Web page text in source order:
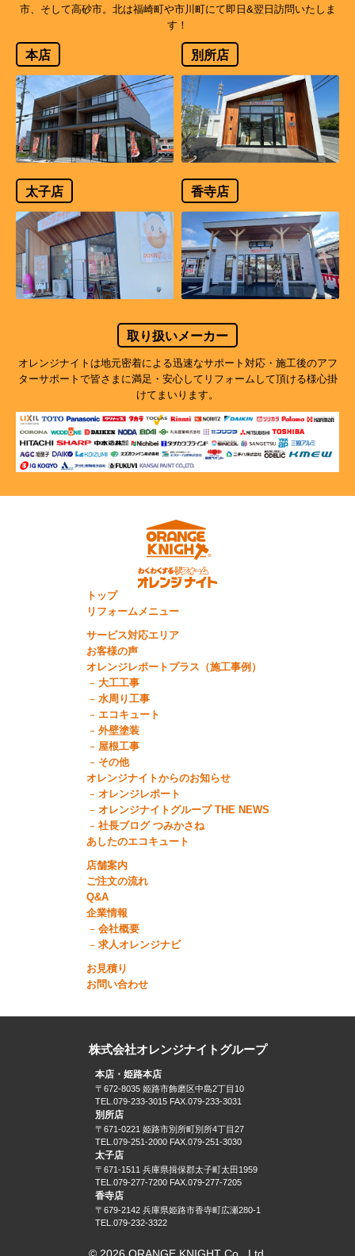
市、そして高砂市。北は福崎町や市川町にて即日&翌日訪問いたしま
す！
本店 別所店
太子店 香寺店
取り扱いメーカー
オレンジナイトは地元密着による迅速なサポート対応・施工後のアフ
ターサポートで皆さまに満足・安心してリフォームして頂ける様心掛
けてまいります。
トップ
リフォームメニュー
サービス対応エリア
お客様の声
オレンジレポートプラス（施工事例）
大工工事
水周り工事
エコキュート
外壁塗装
屋根工事
その他
オレンジナイトからのお知らせ
オレンジレポート
オレンジナイトグループ THE NEWS
社長ブログ つみかさね
あしたのエコキュート
店舗案内
ご注文の流れ
Q&A
企業情報
会社概要
求人オレンジナビ
お見積り
お問い合わせ
株式会社オレンジナイトグループ
本店・姫路本店
〒672-8035 姫路市飾磨区中島2丁目10
TEL.079-233-3015 FAX.079-233-3031
別所店
〒671-0221 姫路市別所町別所4丁目27
TEL.079-251-2000 FAX.079-251-3030
太子店
〒671-1511 兵庫県揖保郡太子町太田1959
TEL.079-277-7200 FAX.079-277-7205
香寺店
〒679-2142 兵庫県姫路市香寺町広瀬280-1
TEL.079-232-3322